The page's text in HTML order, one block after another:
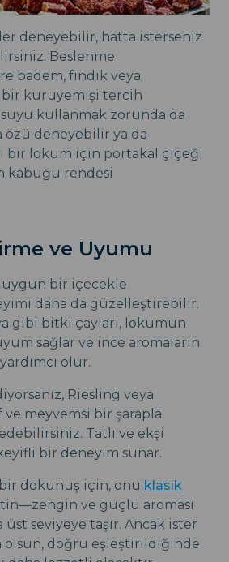
deneyebilir, hatta isterseniz
Beslenme
badem, fındık veya
kuruyemişi tercih
kullanmak zorunda da
özü deneyebilir ya da
bir lokum için portakal çiçeği
kabuğu rendesi
ve Uyumu
bir içecekle
daha da güzelleştirebilir.
gibi bitki çayları, lokumun
sağlar ve ince aromaların
olur.
Riesling veya
meyvemsi bir şarapla
Tatlı ve ekşi
bir deneyim sunar.
dokunuş için, onu klasik
ve güçlü aroması
seviyeye taşır. Ancak ister
olsun, doğru eşleştirildiğinde